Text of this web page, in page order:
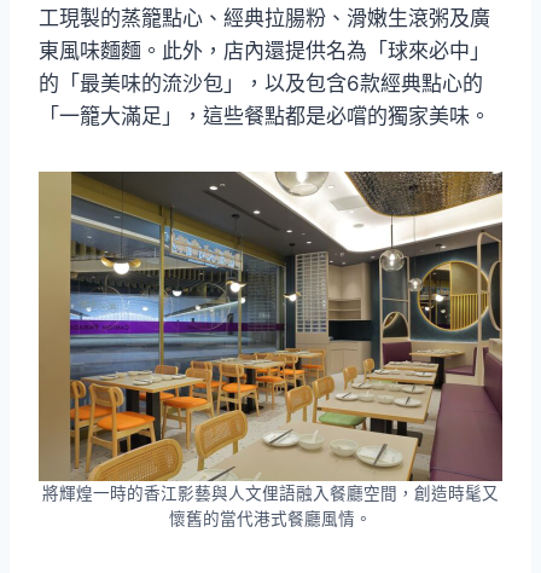
工現製的蒸籠點心、經典拉腸粉、滑嫩生滾粥及廣
東風味麵麵。此外，店內還提供名為「球來必中」
的「最美味的流沙包」，以及包含6款經典點心的
「一籠大滿足」，這些餐點都是必嚐的獨家美味。
將輝煌一時的香江影藝與人文俚語融入餐廳空間，創造時髦又
懷舊的當代港式餐廳風情。